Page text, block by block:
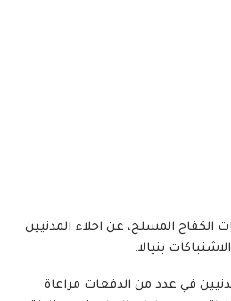
الكفاح المسلح، عن اجلاء المدنيين
بنيالا.
في عدد من الدفعات مراعاة